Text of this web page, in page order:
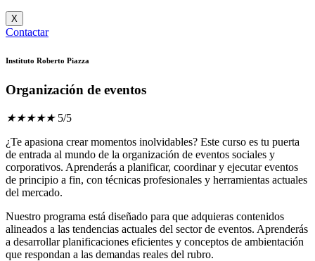
X
Contactar
Instituto Roberto Piazza
Organización de eventos
★★★★★ 5/5
¿Te apasiona crear momentos inolvidables? Este curso es tu puerta
de entrada al mundo de la organización de eventos sociales y
corporativos. Aprenderás a planificar, coordinar y ejecutar eventos
de principio a fin, con técnicas profesionales y herramientas actuales
del mercado.
Nuestro programa está diseñado para que adquieras contenidos
alineados a las tendencias actuales del sector de eventos. Aprenderás
a desarrollar planificaciones eficientes y conceptos de ambientación
que respondan a las demandas reales del rubro.